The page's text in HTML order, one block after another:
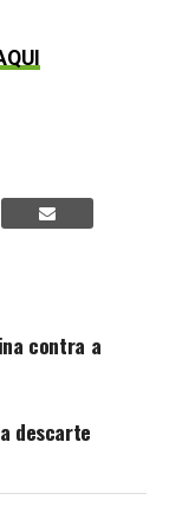
contra a
descarte